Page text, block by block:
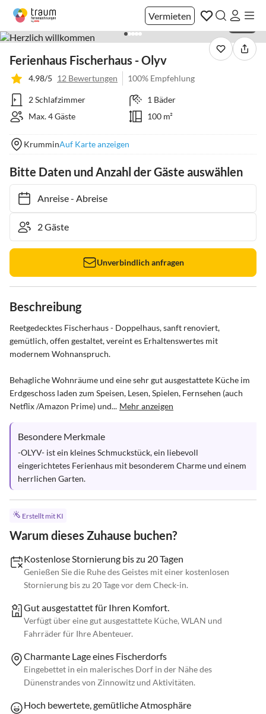
Vermieten
Ferienhaus Fischerhaus - Olyv
4.98/5 12 Bewertungen 100% Empfehlung
2 Schlafzimmer
1 Bäder
Max. 4 Gäste
100 m²
KrumminAuf Karte anzeigen
Bitte Daten und Anzahl der Gäste auswählen
Anreise- Abreise
Unverbindlich anfragen
Beschreibung
Reetgedecktes Fischerhaus - Doppelhaus, sanft renoviert,
gemütlich, offen gestaltet, vereint es Erhaltenswertes mit
modernem Wohnanspruch.
Behagliche Wohnräume und eine sehr gut ausgestattete Küche im
Erdgeschoss laden zum Speisen, Lesen, Spielen, Fernsehen (auch
Netflix /Amazon Prime) und... Mehr anzeigen
Besondere Merkmale
-OLYV- ist ein kleines Schmuckstück, ein liebevoll
eingerichtetes Ferienhaus mit besonderem Charme und einem
herrlichen Garten.
Erstellt mit KI
Warum dieses Zuhause buchen?
Kostenlose Stornierung bis zu 20 Tagen
Genießen Sie die Ruhe des Geistes mit einer kostenlosen
Stornierung bis zu 20 Tage vor dem Check-in.
Gut ausgestattet für Ihren Komfort.
Verfügt über eine gut ausgestattete Küche, WLAN und
Fahrräder für Ihre Abenteuer.
Charmante Lage eines Fischerdorfs
Eingebettet in ein malerisches Dorf in der Nähe des
Dünenstrandes von Zinnowitz und Aktivitäten.
Hoch bewertete, gemütliche Atmosphäre